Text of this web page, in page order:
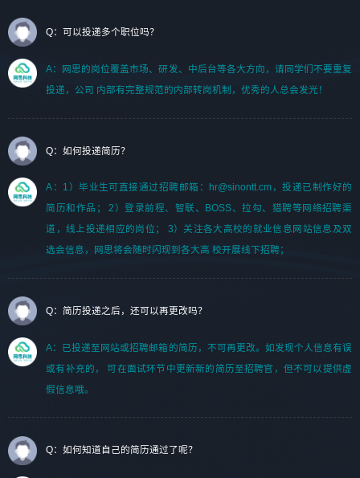
Q：可以投递多个职位吗？
A：网思的岗位覆盖市场、研发、中后台等各大方向，请同学们不要重复
投递，公司 内部有完整规范的内部转岗机制，优秀的人总会发光！
Q：如何投递简历？
A：1）毕业生可直接通过招聘邮箱：hr@sinontt.cm，投递已制作好的
简历和作品； 2）登录前程、智联、BOSS、拉勾、猎聘等网络招聘渠
道，线上投递相应的岗位； 3）关注各大高校的就业信息网站信息及双
选会信息，网思将会随时闪现到各大高 校开展线下招聘；
Q：简历投递之后，还可以再更改吗？
A：已投递至网站或招聘邮箱的简历，不可再更改。如发现个人信息有误
或有补充的， 可在面试环节中更新新的简历至招聘官，但不可以提供虚
假信息哦。
Q：如何知道自己的简历通过了呢？